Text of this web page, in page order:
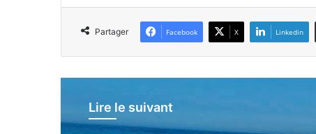
Partager Facebook X Linkedin
Lire le suivant